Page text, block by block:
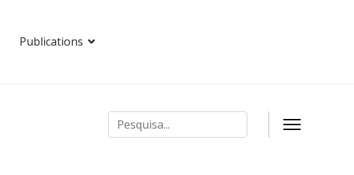
Publications
Pesquisar